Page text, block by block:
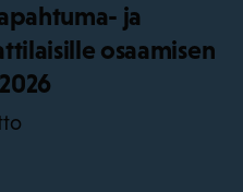
ja
osaamisen